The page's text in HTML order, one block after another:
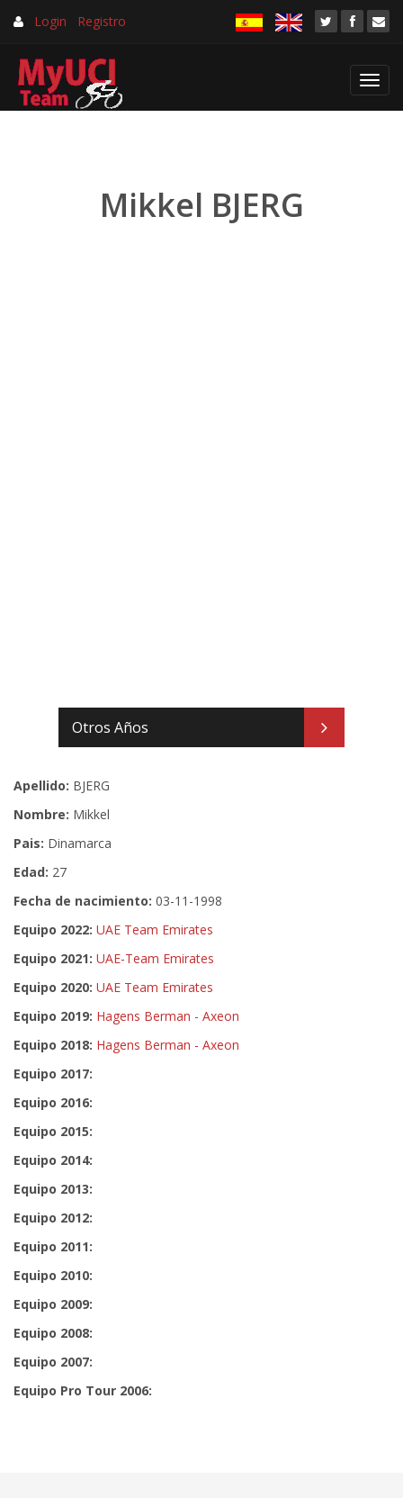
Login Registro
Mikkel BJERG
Otros Años
Apellido: BJERG
Nombre: Mikkel
Pais: Dinamarca
Edad: 27
Fecha de nacimiento: 03-11-1998
Equipo 2022: UAE Team Emirates
Equipo 2021: UAE-Team Emirates
Equipo 2020: UAE Team Emirates
Equipo 2019: Hagens Berman - Axeon
Equipo 2018: Hagens Berman - Axeon
Equipo 2017:
Equipo 2016:
Equipo 2015:
Equipo 2014:
Equipo 2013:
Equipo 2012:
Equipo 2011:
Equipo 2010:
Equipo 2009:
Equipo 2008:
Equipo 2007:
Equipo Pro Tour 2006: